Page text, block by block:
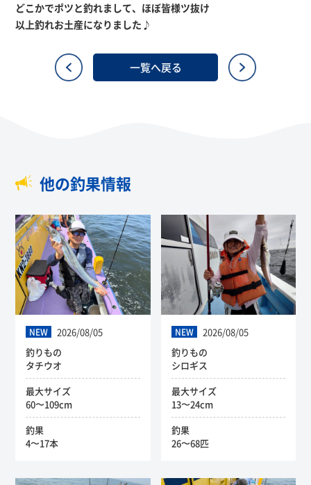
どこかでポツと釣れまして、ほぼ皆様ツ抜け
以上釣れお土産になりました♪
一覧へ戻る
他の釣果情報
NEW
2026/08/05
釣りもの
タチウオ
最大サイズ
60〜109cm
釣果
4〜17本
NEW
2026/08/05
釣りもの
シロギス
最大サイズ
13〜24cm
釣果
26〜68匹